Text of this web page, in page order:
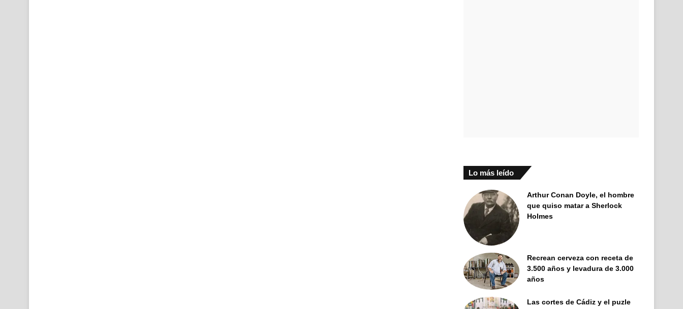
Lo más leído
Arthur Conan Doyle, el hombre
que quiso matar a Sherlock
Holmes
Recrean cerveza con receta de
3.500 años y levadura de 3.000
años
Las cortes de Cádiz y el puzle